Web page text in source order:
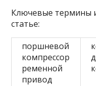
Ключевые термины
статье:
поршневой
компрессор
ременной
привод